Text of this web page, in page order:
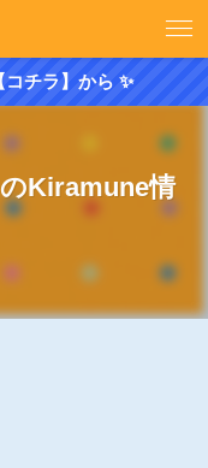
チラ】から ✨
のKiramune情